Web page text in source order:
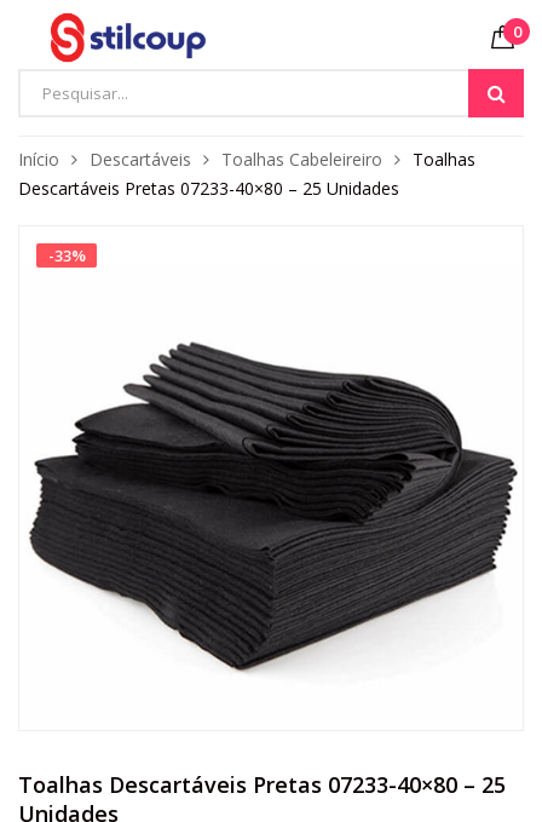
0
Início Descartáveis Toalhas Cabeleireiro
Toalhas
Descartáveis Pretas 07233-40×80 – 25 Unidades
-33%
Toalhas Descartáveis Pretas 07233-40×80 – 25
Unidades